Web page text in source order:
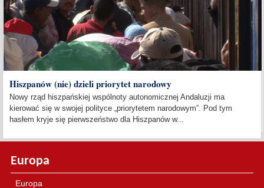
Hiszpanów (nie) dzieli priorytet narodowy
Nowy rząd hiszpańskiej wspólnoty autonomicznej Andaluzji ma
kierować się w swojej polityce „priorytetem narodowym”. Pod tym
hasłem kryje się pierwszeństwo dla Hiszpanów w...
Europa
Europa